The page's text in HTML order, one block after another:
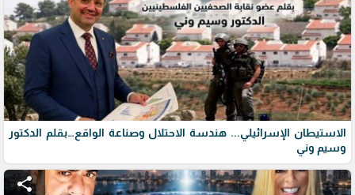
الاستيطان الإسرائيلي... هندسة الاحتلال وصناعة الواقع…بقلم الدكتور
وسيم وني
share